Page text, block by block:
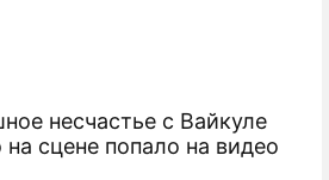
несчастье с Вайкуле
сцене попало на видео